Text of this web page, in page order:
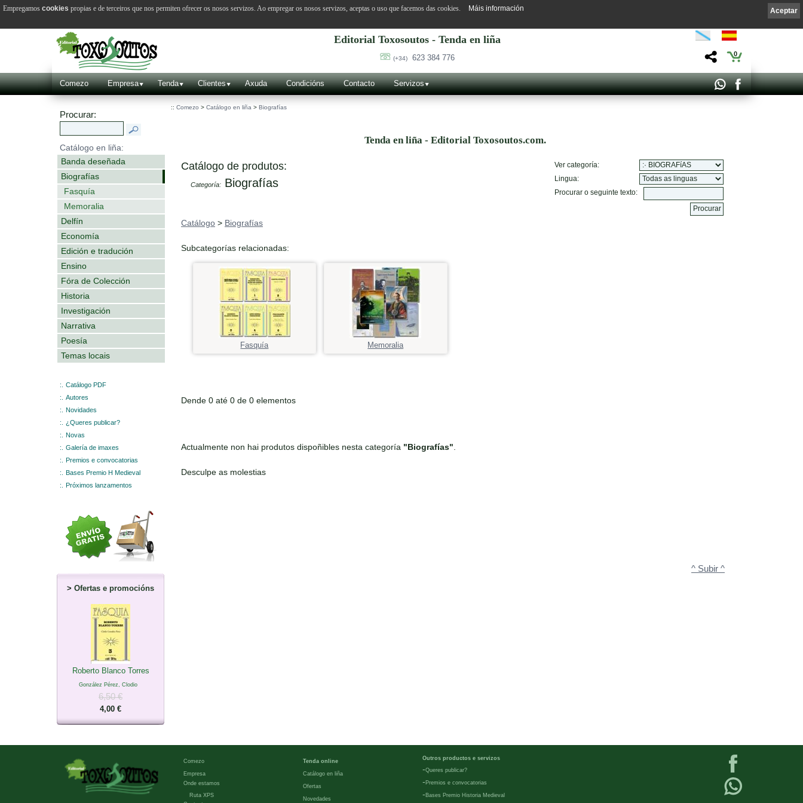
Editorial Toxosoutos - Tenda en liña
(+34) 623 384 776 0
Comezo Empresa Tenda Clientes Axuda Condicións Contacto Servizos
Procurar:
Catálogo en liña:
Banda deseñada
Biografías
Fasquía
Memoralia
Delfín
Economía
Edición e tradución
Ensino
Fóra de Colección
Historia
Investigación
Narrativa
Poesía
Temas locais
:.
Catálogo PDF
:.
Autores
:.
Novidades
:.
¿Queres publicar?
:.
Novas
:.
Galería de imaxes
:.
Premios e convocatorias
:.
Bases Premio H Medieval
:.
Próximos lanzamentos
> Ofertas e promocións
Roberto Blanco Torres
González Pérez, Clodio
6,50 €
4,00 €
:: Comezo > Catálogo en liña > Biografías
Tenda en liña - Editorial Toxosoutos.com.
Catálogo de produtos:
Categoría: Biografías
Ver categoría:
Lingua:
Procurar o seguinte texto:
Catálogo > Biografías
Subcategorías relacionadas:
Fasquía Memoralia
Dende 0 até 0 de 0 elementos
Actualmente non hai produtos dispoñibles nesta categoría "Biografías"
Desculpe as molestias
^ Subir ^
Comezo
Empresa
Onde estamos
Ruta XPS
Tenda online
Catálogo en liña
Ofertas
Novedades
Outros productos e servizos
-Queres publicar?
- Premios e convocatorias
- Bases Premio Historia Medieval
Aceptar
Empregamos cookies propias e de terceiros que nos permiten ofrecer os nosos servizos. Ao empregar os nosos servizos, aceptas o uso que facemos das cookies. Máis información